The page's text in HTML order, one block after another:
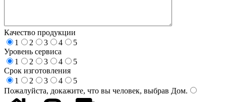
Качество продукции
1
2 3 4
5
Уровень сервиса
1
2 3 4
5
Срок изготовления
1
2 3 4
5
Пожалуйста, докажите, что вы человек, выбрав Дом.